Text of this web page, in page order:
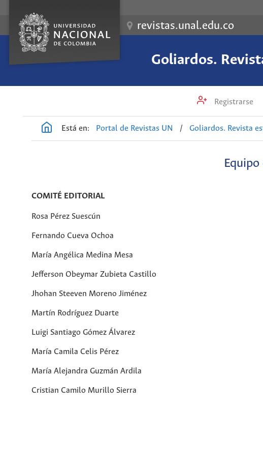
revistas.unal.edu.co
Goliardos.
Registrarse
Está en: Portal de Revistas UN / Goliardos. Revista
COMITÉ EDITORIAL
Rosa Pérez Suescún
Fernando Cueva Ochoa
María Angélica Medina Mesa
Jefferson Obeymar Zubieta Castillo
Jhohan Steeven Moreno Jiménez
Martín Rodríguez Duarte
Luigi Santiago Gómez Álvarez
María Camila Celis Pérez
María Alejandra Guzmán Ardila
Cristian Camilo Murillo Sierra